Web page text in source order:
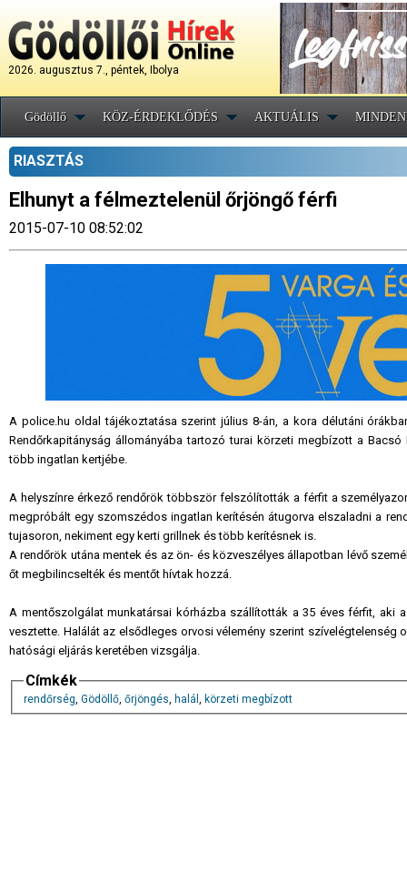
2026. augusztus 7., péntek, Ibolya
Gödöllő KÖZ-ÉRDEKLŐDÉS AKTUÁLIS
RIASZTÁS
Elhunyt a félmeztelenül őrjöngő férfi
2015-07-10 08:52:02
A police.hu oldal tájékoztatása szerint július 8-án, a kora délutáni
Rendőrkapitányság állományába tartozó turai körzeti megbízott a
több ingatlan kertjébe.
A helyszínre érkező rendőrök többször felszólították a férfit a
megpróbált egy szomszédos ingatlan kerítésén átugorva elszaladni a
tujasoron, nekiment egy kerti grillnek és több kerítésnek is.
A rendőrök utána mentek és az ön- és közveszélyes állapotban lévő
őt megbilincselték és mentőt hívtak hozzá.
A mentőszolgálat munkatársai kórházba szállították a 35 éves férfit, aki
vesztette. Halálát az elsődleges orvosi vélemény szerint
hatósági eljárás keretében vizsgálja.
Címkék
rendőrség, Gödöllő, őrjöngés, halál , körzeti megbízott